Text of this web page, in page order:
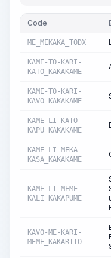
Code
ME_MEKAKA_TODX
KAME-TO-KARI-
KATO_KAKAKAME
KAME-TO-KARI-
KAVO_KAKAKAME
KAME-LI-KATO-
KAPU_KAKAKAME
KAME-LI-MEKA-
KASA_KAKAKAME
KAME-LI-MEME-
KALI_KAKAPUME
KAVO-ME-KARI-
MEME_KAKARITO